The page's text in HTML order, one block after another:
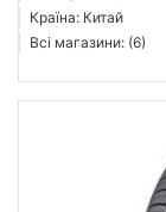
Країна: Китай
Всі магазини: (6)